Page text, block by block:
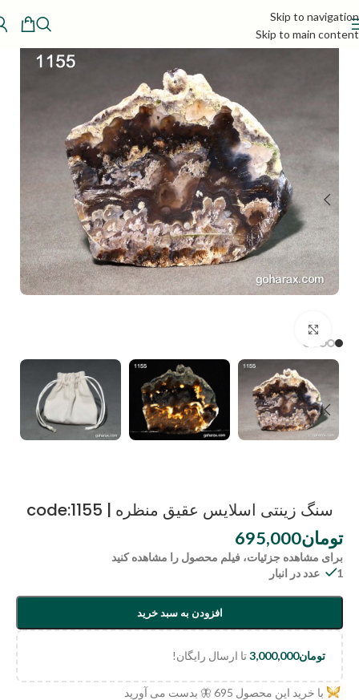
Skip to navigation
Skip to main content
سنگ زینتی اسلایس عقیق منظره | code:1155
تومان695,000
برای مشاهده جزئیات، فیلم محصول را مشاهده کنید
1 عدد در انبار
افزودن به سبد خرید
تومان3,000,000تا ارسال رایگان!
با خرید این محصول 695 🦋 بدست می آورید